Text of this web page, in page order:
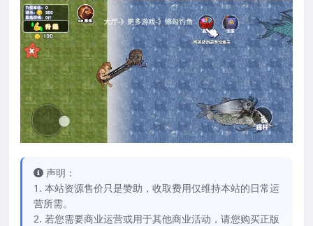
声明：
1. 本站资源售价只是赞助，收取费用仅维持本站的日常运
营所需。
2. 若您需要商业运营或用于其他商业活动，请您购买正版